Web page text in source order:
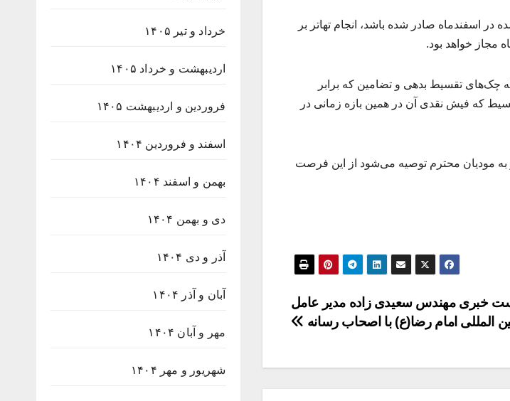
در اسفندماه صادر شده باشد، انجام تهاتر بر
چک‌های تقسیط بدهی و تضامین که برابر
ردیف تقسیط که فیش نقدی آن در همین بازه زمانی در
امکان تمدید نداشته و به مودیان محترم توصیه می‌شود از این فرصت
خبری مهندس سعیدی زاده مدیر عامل
بین المللی امام رضا(ع) با اصحاب رسانه
خرداد و تیر ۱۴۰۵
اردیبهشت و خرداد ۱۴۰۵
فروردین و اردیبهشت ۱۴۰۵
اسفند و فروردین ۱۴۰۴
بهمن و اسفند ۱۴۰۴
دی و بهمن ۱۴۰۴
آذر و دی ۱۴۰۴
آبان و آذر ۱۴۰۴
مهر و آبان ۱۴۰۴
شهریور و مهر ۱۴۰۴